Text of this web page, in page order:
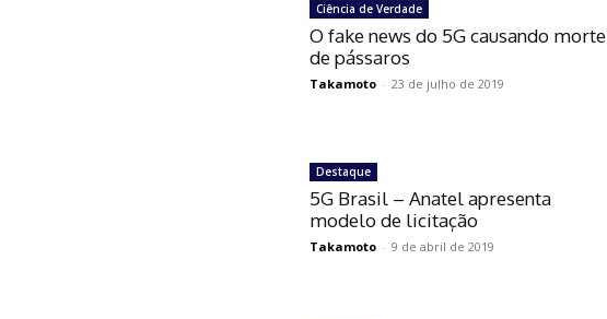
Ciência de Verdade
O fake news do 5G causando morte
de pássaros
Takamoto - 23 de julho de 2019
Destaque
5G Brasil – Anatel apresenta
modelo de licitação
Takamoto - 9 de abril de 2019